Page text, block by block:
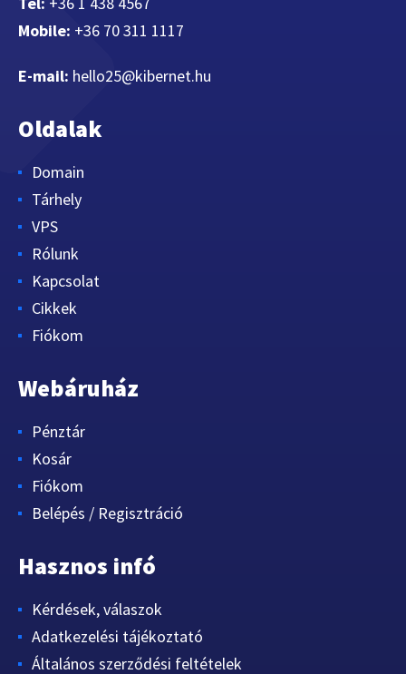
Mobile: +36 70 311 1117
E-mail: hello25@kibernet.hu
Oldalak
Domain
Tárhely
VPS
Rólunk
Kapcsolat
Cikkek
Fiókom
Webáruház
Pénztár
Kosár
Fiókom
Belépés / Regisztráció
Hasznos infó
Kérdések, válaszok
Adatkezelési tájékoztató
Általános szerződési feltételek